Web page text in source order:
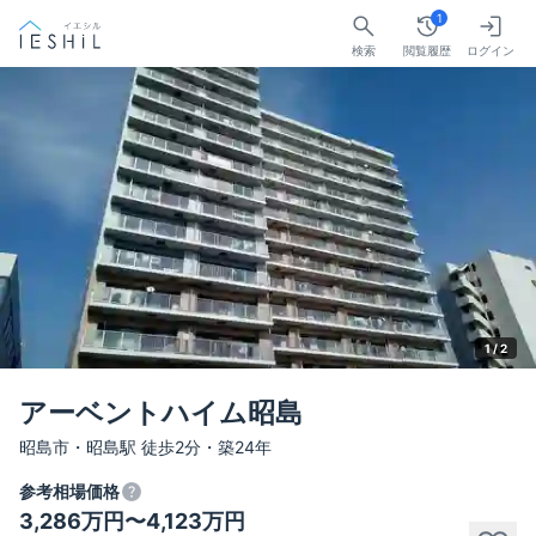
検索 閲覧履歴
1
ログイン
1 /2
アーベントハイム昭島
昭島市・昭島駅 徒歩2分・築24年
参考相場価格
3,286万円〜4,123万円